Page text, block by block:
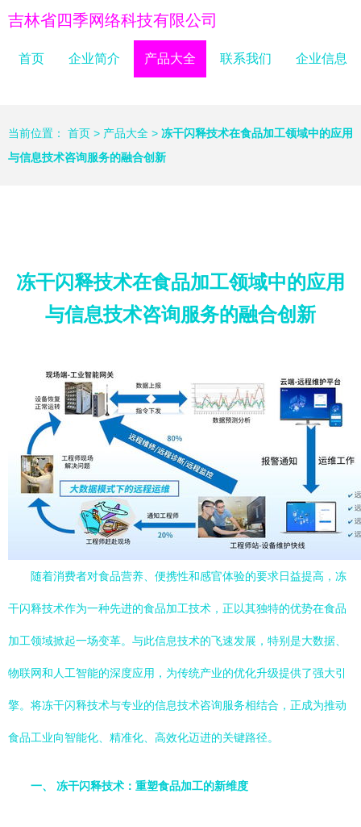
吉林省四季网络科技有限公司
首页 企业简介 产品大全 联系我们 企业信息
当前位置： 首页 > 产品大全 > 冻干闪释技术在食品加工领域中的应用
与信息技术咨询服务的融合创新
冻干闪释技术在食品加工领域中的应用
与信息技术咨询服务的融合创新
随着消费者对食品营养、便携性和感官体验的要求日益提高，冻
干闪释技术作为一种先进的食品加工技术，正以其独特的优势在食品
加工领域掀起一场变革。与此信息技术的飞速发展，特别是大数据、
物联网和人工智能的深度应用，为传统产业的优化升级提供了强大引
擎。将冻干闪释技术与专业的信息技术咨询服务相结合，正成为推动
食品工业向智能化、精准化、高效化迈进的关键路径。
一、 冻干闪释技术：重塑食品加工的新维度